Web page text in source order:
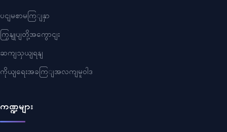
ပငျမစာမကြျနှာ
ကြှနျုပျတို့အကွောငျး
ဆကျသှယျရနျ
ကိုယျရေးအခကြျအလကျမူဝါဒ
ကဏ္ဍများ